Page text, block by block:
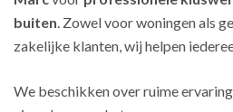
buiten. Zowel voor woningen als
zakelijke klanten, wij helpen
We beschikken over ruime